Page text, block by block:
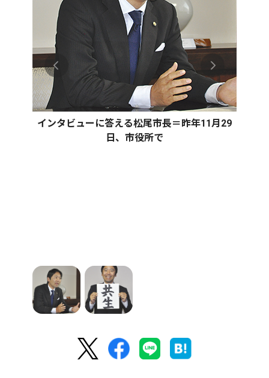
インタビューに答える松尾市長＝昨年11月29
日、市役所で